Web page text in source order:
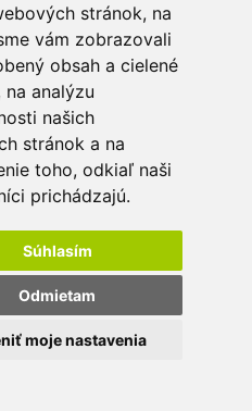
stránok, na
vám zobrazovali
obsah a cielené
na analýzu
našich
stránok a na
toho, odkiaľ naši
prichádzajú.
Súhlasím
Odmietam
moje nastavenia
Cena od 4,63€